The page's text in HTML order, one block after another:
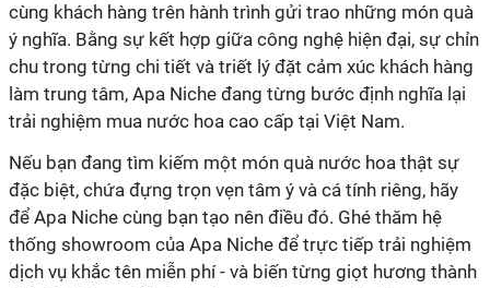
cùng khách hàng trên hành trình gửi trao những món quà
ý nghĩa. Bằng sự kết hợp giữa công nghệ hiện đại, sự chỉn
chu trong từng chi tiết và triết lý đặt cảm xúc khách hàng
làm trung tâm, Apa Niche đang từng bước định nghĩa lại
trải nghiệm mua nước hoa cao cấp tại Việt Nam.
Nếu bạn đang tìm kiếm một món quà nước hoa thật sự
đặc biệt, chứa đựng trọn vẹn tâm ý và cá tính riêng, hãy
để Apa Niche cùng bạn tạo nên điều đó. Ghé thăm hệ
thống showroom của Apa Niche để trực tiếp trải nghiệm
dịch vụ khắc tên miễn phí - và biến từng giọt hương thành